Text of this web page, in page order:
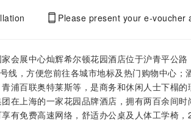
Please present your e-voucher
会展中心灿辉希尔顿花园酒店位于沪青平公
线，方便您前往各城市地标及热门购物中心
浦百联奥特莱斯等，是商务和休闲人士下榻的
在上海的一家花园品牌酒店，拥有两百余间
有免费高速网络，舒适办公桌及人体工学椅